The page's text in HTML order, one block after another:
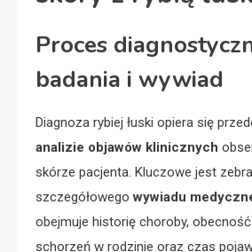
Proces
badania i wywiad
Diagnoza rybiej łuski opiera się
analizie objawów klinicznych
skórze pacjenta. Kluczowe jest
szczegółowegowywiadu
obejmuje historię choroby,
schorzeń w rodzinie oraz czas